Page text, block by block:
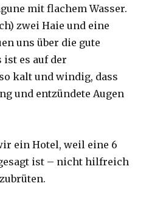
mit flachem Wasser.
zwei Haie und eine
uns über die gute
ist es auf der
kalt und windig, dass
und entzündete Augen
ein Hotel, weil eine 6
ist – nicht hilfreich